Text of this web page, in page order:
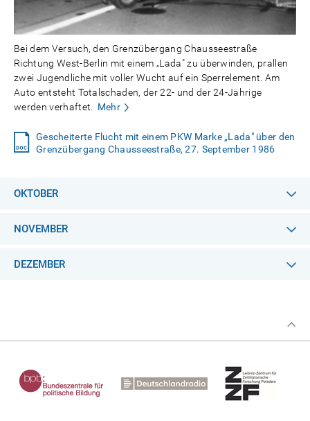
Bei dem Versuch, den Grenzübergang Chausseestraße
Richtung West-Berlin mit einem „Lada" zu überwinden, prallen
zwei Jugendliche mit voller Wucht auf ein Sperrelement. Am
Auto entsteht Totalschaden, der 22- und der 24-Jährige
werden verhaftet.
Mehr
Gescheiterte Flucht mit einem PKW Marke „Lada" über den
Grenzübergang Chausseestraße, 27. September 1986
OKTOBER
NOVEMBER
DEZEMBER